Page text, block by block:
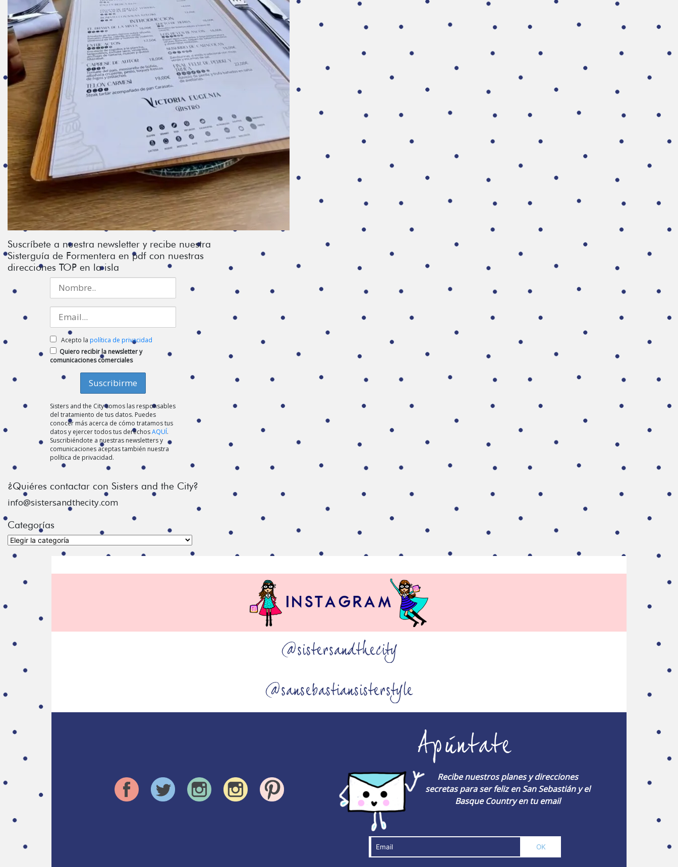
Suscríbete a nuestra newsletter y recibe nuestra
Sisterguía de Formentera en pdf con nuestras
direcciones TOP en la isla
Acepto la política de privacidad
Quiero recibir la newsletter y
comunicaciones comerciales
Sisters and the City somos las responsables
del tratamiento de tus datos. Puedes
conocer más acerca de cómo tratamos tus
datos y ejercer todos tus derechosAQUÍ.
Suscribiéndote a nuestras newsletters y
comunicaciones aceptas también nuestra
política de privacidad.
¿Quiéres contactar con Sisters and the City?
info@sistersandthecity.com
Categorías
Categorías
@sistersandthecity
@sansebastiansisterstyle
Apúntate
Recibe nuestros planes y direcciones
secretas para ser feliz en San Sebastián y el
Basque Country en tu email